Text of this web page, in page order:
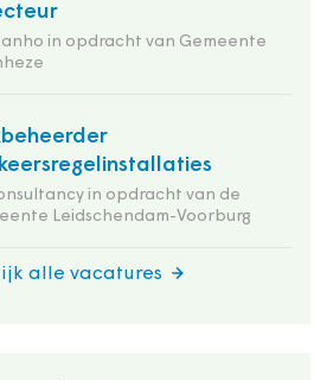
in opdracht van Gemeente
in opdracht van de
Leidschendam-Voorburg
alle vacatures